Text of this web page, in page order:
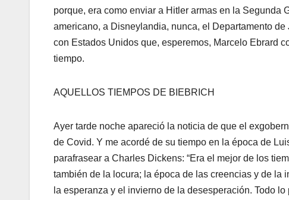
porque, era como enviar a Hitler armas en la
americano, a Disneylandia, nunca, el Departamento
con Estados Unidos que, esperemos, Marcelo Ebrard
tiempo.
AQUELLOS TIEMPOS DE BIEBRICH
Ayer tarde noche apareció la noticia de que el
de Covid. Y me acordé de su tiempo en la época de
parafrasear a Charles Dickens: “Era el mejor de los
también de la locura; la época de las creencias y de
la esperanza y el invierno de la desesperación. Todo